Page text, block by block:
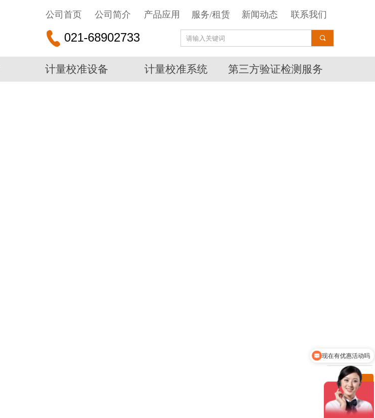
计量校准设备 计量校准系统 第三方验证检测服务
끠
021-68902733
公司首页 公司简介 产品应用 服务/租赁 新闻动态 联系我们
ꁸ
现在有优惠活动吗